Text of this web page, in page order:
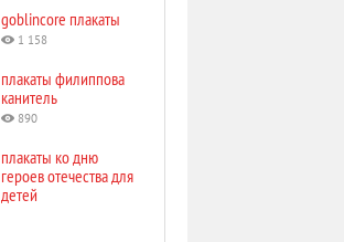
goblincore плакаты
1 158
плакаты филиппова
канитель
890
плакаты ко дню
героев отечества для
детей